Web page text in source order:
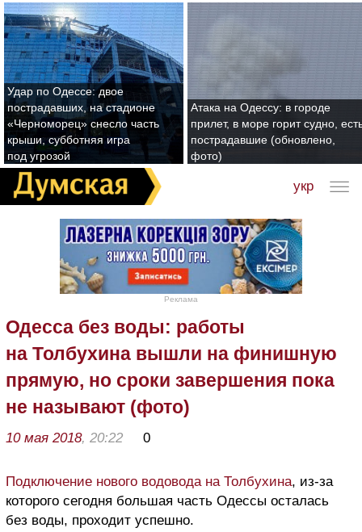
Удар по Одессе: двое
пострадавших, на стадионе
«Черноморец» снесло часть
крыши, субботняя игра
под угрозой
Атака на Одессу: в городе
прилет, в море горит судно,
пострадавшие (обновлено,
фото)
укр
Реклама
Одесса без воды: работы
на Толбухина вышли на финишную
прямую, но сроки завершения пока
не называют (фото)
10 мая 2018, 20:22 0
Подключение нового водовода на Толбухина, из-за
которого сегодня большая часть Одессы осталась
без воды, проходит успешно.